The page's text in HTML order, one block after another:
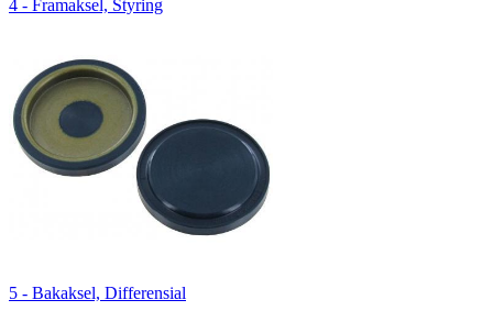
4 - Framaksel, Styring
5 - Bakaksel, Differensial